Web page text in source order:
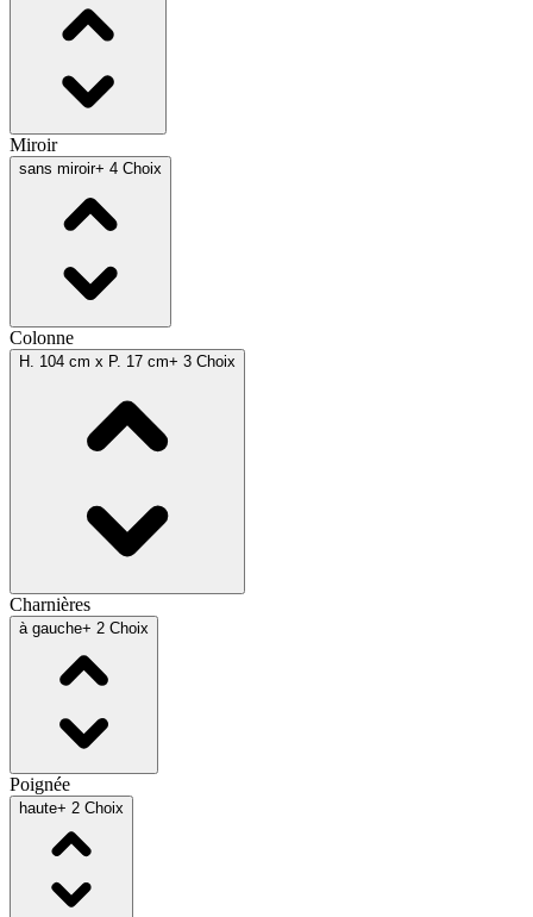
Miroir
sans miroir+ 4 Choix
Colonne
H. 104 cm x P. 17 cm+ 3 Choix
Charnières
à gauche+ 2 Choix
Poignée
haute+ 2 Choix